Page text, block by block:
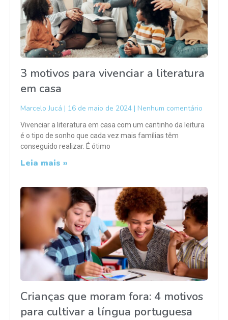
3 motivos para vivenciar a literatura
em casa
Marcelo Jucá 16 de maio de 2024 Nenhum comentário
Vivenciar a literatura em casa com um cantinho da leitura
é o tipo de sonho que cada vez mais famílias têm
conseguido realizar. É ótimo
Leia mais »
Crianças que moram fora: 4 motivos
para cultivar a língua portuguesa